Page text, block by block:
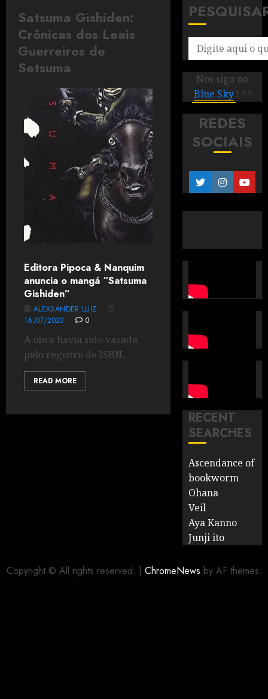
Satsuma Gishiden:
Crônicas dos Leais
Guerreiros de
Setsuma
Editora Pipoca & Nanquim
anuncia o mangá “Satsuma
Gishiden”
ALEXSANDER LUIZ
16/07/2020
0
A obra havia sido vazada
pelo registro de ISBN...
READ MORE
Nos siga no
Blue Sky ! ^^
REDES
SOCIAIS
RECENT
SEARCHES
Ascendance of
bookworm
Ohana
Veil
Aya Kanno
Junji ito
Copyright © All rights reserved. | ChromeNews by AF themes.